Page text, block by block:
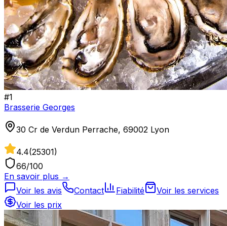
#1
Brasserie Georges
30 Cr de Verdun Perrache, 69002 Lyon
4.4(25301)
66/100
En savoir plus →
Voir les avis
Contact Fiabilité
Voir les services
Voir les prix